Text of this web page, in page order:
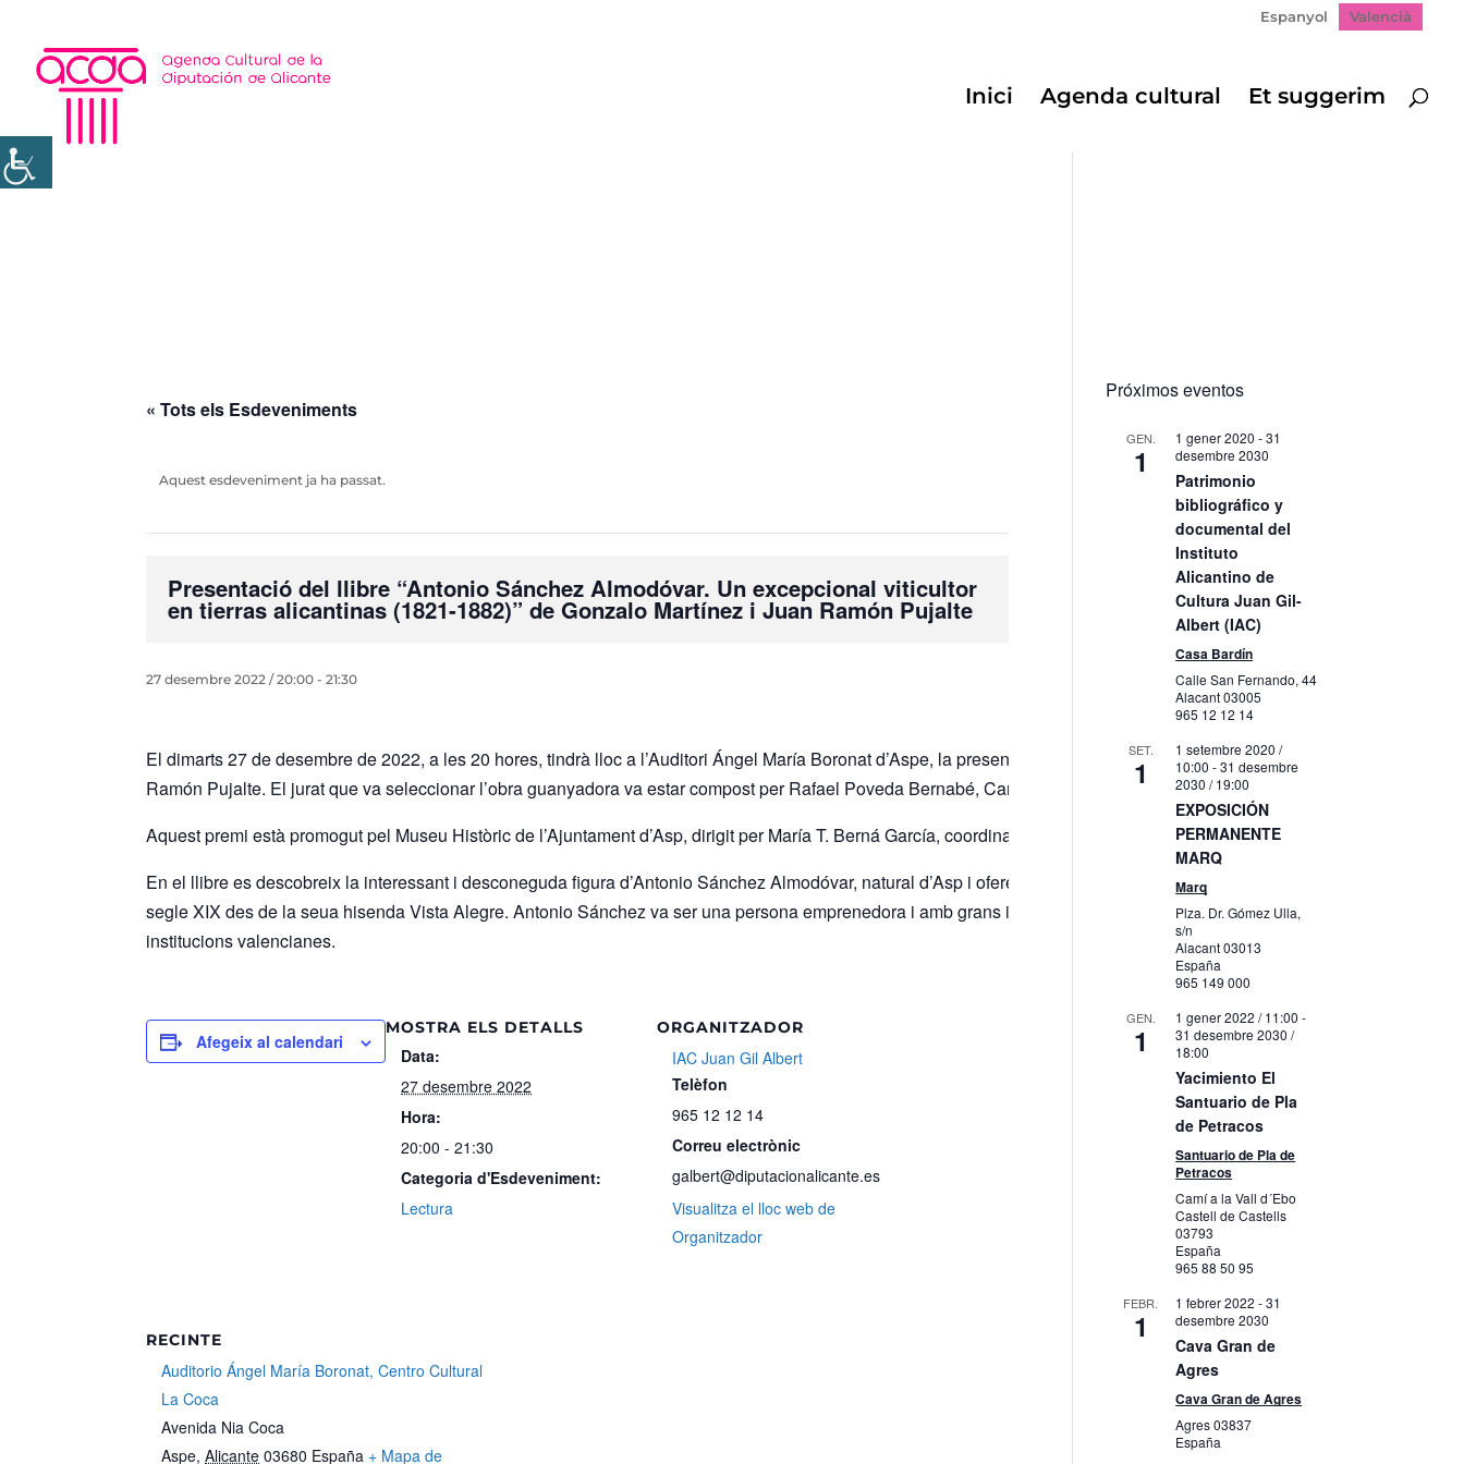
Espanyol Valencià
Inici Agenda cultural Et suggerim
« Tots els Esdeveniments
Aquest esdeveniment ja ha passat.
Presentació del llibre “Antonio Sánchez Almodóvar. Un excepcional viticultor
en tierras alicantinas (1821-1882)” de Gonzalo Martínez i Juan Ramón Pujalte
27 desembre 2022 / 20:00 -21:30
El dimarts 27 de desembre de 2022, a les 20 hores, tindrà lloc a l’Auditori Ángel María Boronat d’Aspe, la presentació del llibre guanyador del XVII Premi
Ramón Pujalte. El jurat que va seleccionar l’obra guanyadora va estar compost per Rafael Poveda Bernabé, Carlos Martín Cantarinos i Pilar Tébar Martínez.
Aquest premi està promogut pel Museu Històric de l’Ajuntament d’Asp, dirigit per María T. Berná García, coordinadora de la col·lecció i editat per l’Institut Alacantí de
En el llibre es descobreix la interessant i desconeguda figura d’Antonio Sánchez Almodóvar, natural d’Asp i ofereix un relat d’una vida enormement atractiva. Metge
segle XIX des de la seua hisenda Vista Alegre. Antonio Sánchez va ser una persona emprenedora i amb grans inquietuds intel·lectuals. Va participar en institucions
institucions valencianes.
Afegeix al calendari
MOSTRA ELS DETALLS
Data:
27 desembre 2022
Hora:
20:00 - 21:30
Categoria d'Esdeveniment:
Lectura
ORGANITZADOR
IAC Juan Gil Albert
Telèfon
965 12 12 14
Correu electrònic
galbert@diputacionalicante.es
Visualitza el lloc web de
Organitzador
RECINTE
Auditorio Ángel María Boronat, Centro Cultural
La Coca
Avenida Nia Coca
Aspe, Alicante 03680 España + Mapa de
Próximos eventos
GEN.
1
1 gener 2020 -31
desembre 2030
Patrimonio
bibliográfico y
documental del
Instituto
Alicantino de
Cultura Juan Gil-
Albert (IAC)
Casa Bardín
Calle San Fernando, 44
Alacant03005
965 12 12 14
SET.
1
1 setembre 2020 /
10:00 -31 desembre
2030 / 19:00
EXPOSICIÓN
PERMANENTE
MARQ
Marq
Plza. Dr. Gómez Ulla,
s/n
Alacant03013
España
965 149 000
GEN.
1
1 gener 2022 / 11:00 -
31 desembre 2030 /
18:00
Yacimiento El
Santuario de Pla
de Petracos
Santuario de Pla de
Petracos
Camí a la Vall d´Ebo
Castell de Castells
03793
España
965 88 50 95
FEBR.
1
1 febrer 2022 -31
desembre 2030
Cava Gran de
Agres
Cava Gran de Agres
Agres03837
España